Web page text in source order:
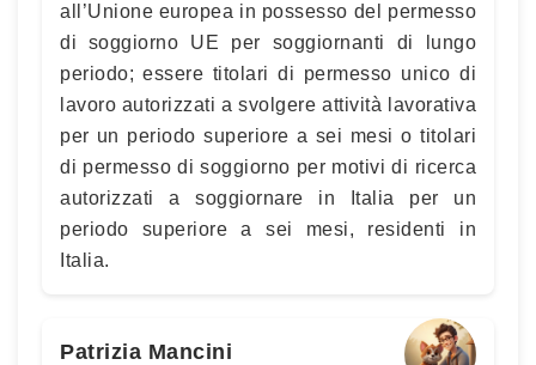
all’Unione europea in possesso del permesso
di soggiorno UE per soggiornanti di lungo
periodo; essere titolari di permesso unico di
lavoro autorizzati a svolgere attività lavorativa
per un periodo superiore a sei mesi o titolari
di permesso di soggiorno per motivi di ricerca
autorizzati a soggiornare in Italia per un
periodo superiore a sei mesi, residenti in
Italia.
Patrizia Mancini